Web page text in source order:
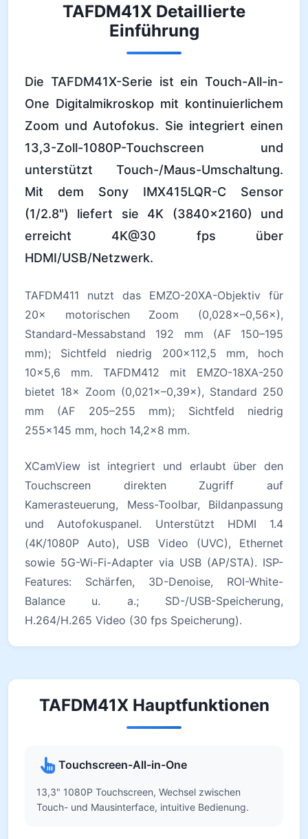
TAFDM41X Detaillierte
Einführung
Die TAFDM41X-Serie ist ein Touch-All-in-
One Digitalmikroskop mit kontinuierlichem
Zoom und Autofokus. Sie integriert einen
13,3-Zoll-1080P-Touchscreen und
unterstützt Touch-/Maus-Umschaltung.
Mit dem Sony IMX415LQR-C Sensor
(1/2.8") liefert sie 4K (3840×2160) und
erreicht 4K@30 fps über
HDMI/USB/Netzwerk.
TAFDM411 nutzt das EMZO-20XA-Objektiv für
20× motorischen Zoom (0,028×–0,56×),
Standard-Messabstand 192 mm (AF 150–195
mm); Sichtfeld niedrig 200×112,5 mm, hoch
10×5,6 mm. TAFDM412 mit EMZO-18XA-250
bietet 18× Zoom (0,021×–0,39×), Standard 250
mm (AF 205–255 mm); Sichtfeld niedrig
255×145 mm, hoch 14,2×8 mm.
XCamView ist integriert und erlaubt über den
Touchscreen direkten Zugriff auf
Kamerasteuerung, Mess-Toolbar, Bildanpassung
und Autofokuspanel. Unterstützt HDMI 1.4
(4K/1080P Auto), USB Video (UVC), Ethernet
sowie 5G-Wi-Fi-Adapter via USB (AP/STA). ISP-
Features: Schärfen, 3D-Denoise, ROI-White-
Balance u. a.; SD-/USB-Speicherung,
H.264/H.265 Video (30 fps Speicherung).
TAFDM41X Hauptfunktionen
Touchscreen-All-in-One
13,3" 1080P Touchscreen, Wechsel zwischen
Touch- und Mausinterface, intuitive Bedienung.